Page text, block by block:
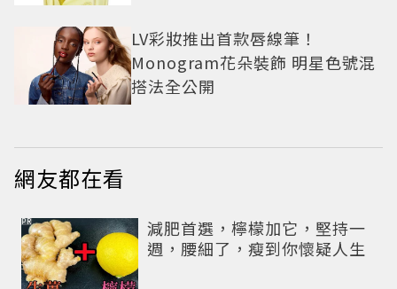
LV彩妝推出首款唇線筆！
Monogram花朵裝飾 明星色號混
搭法全公開
網友都在看
減肥首選，檸檬加它，堅持一
週，腰細了，瘦到你懷疑人生
PR